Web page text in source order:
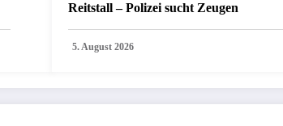
Reitstall – Polizei sucht Zeugen
5. August 2026